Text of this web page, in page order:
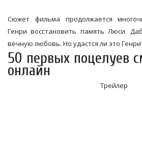
Сюжет фильма продолжается
Генри восстановить память Люси.
вечную любовь. Но удастся ли это
50 первых поцелуев
онлайн
Трейлер